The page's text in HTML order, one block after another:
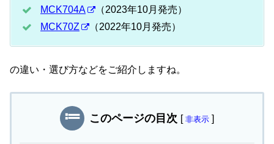
MCK704A
（2023年10月発売）
MCK70Z
（2022年10月発売）
の違い・選び方などをご紹介しますね。
このページの目次 [ 非表示 ]